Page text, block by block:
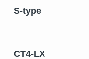
S-type
CT4-LX